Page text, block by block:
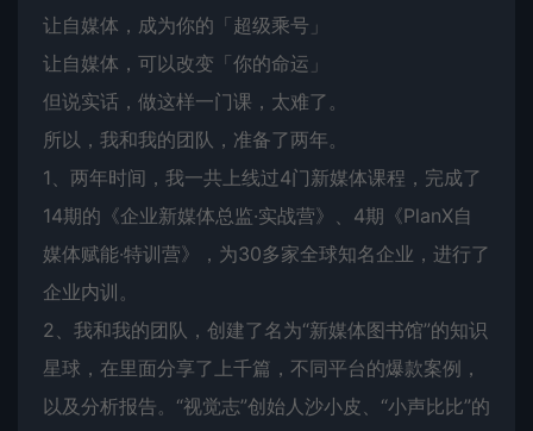
让自媒体，成为你的「超级乘号」
让自媒体，可以改变「你的命运」
但说实话，做这样一门课，太难了。
所以，我和我的团队，准备了两年。
1、两年时间，我一共上线过4门新媒体课程，完成了
14期的《企业新媒体总监·实战营》、4期《PlanX自
媒体赋能·特训营》，为30多家全球知名企业，进行了
企业内训。
2、我和我的团队，创建了名为“新媒体图书馆”的知识
星球，在里面分享了上千篇，不同平台的爆款案例，
以及分析报告。“视觉志”创始人沙小皮、“小声比比”的